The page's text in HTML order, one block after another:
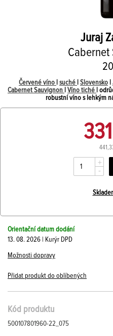
Juraj
Cabernet
Červené víno suché Slovensko
Cabernet Sauvignon
Víno tiché
|
robustní víno s lehkým
331
+
-
Orientační datum dodání
13. 08. 2026 | Kurýr DPD
Možnosti dopravy
Přidat produkt do oblíbených
Kód produktu
500107801960-22_075